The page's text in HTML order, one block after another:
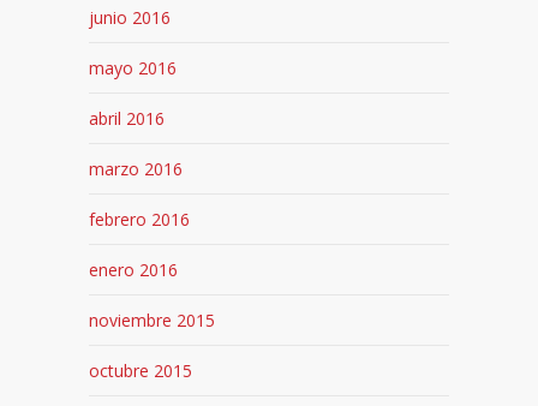
junio 2016
mayo 2016
abril 2016
marzo 2016
febrero 2016
enero 2016
noviembre 2015
octubre 2015